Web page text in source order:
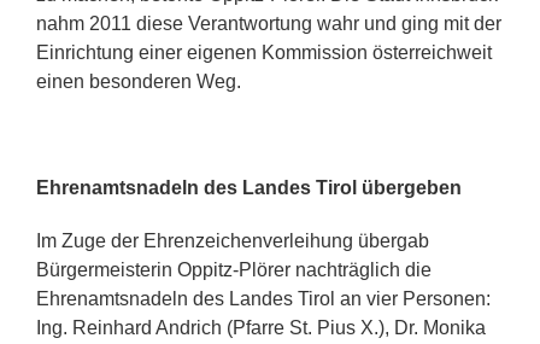
nahm 2011 diese Verantwortung wahr und ging mit der
Einrichtung einer eigenen Kommission österreichweit
einen besonderen Weg.
Ehrenamtsnadeln des Landes Tirol übergeben
Im Zuge der Ehrenzeichenverleihung übergab
Bürgermeisterin Oppitz-Plörer nachträglich die
Ehrenamtsnadeln des Landes Tirol an vier Personen:
Ing. Reinhard Andrich (Pfarre St. Pius X.), Dr. Monika